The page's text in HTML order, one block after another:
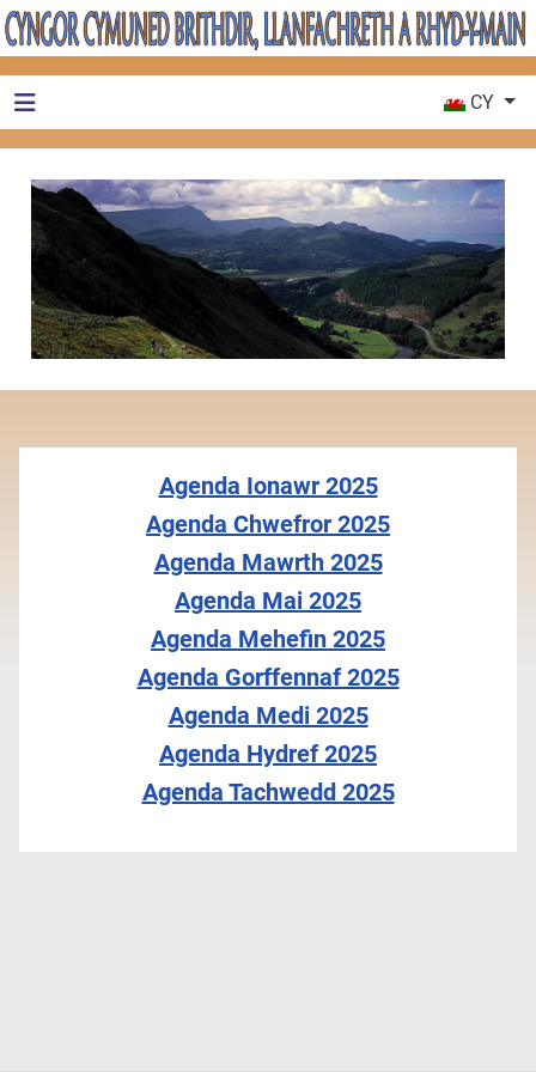
CY
Agenda Ionawr 2025
Agenda Chwefror 2025
Agenda Mawrth 2025
Agenda Mai 2025
Agenda Mehefin 2025
Agenda Gorffennaf 2025
Agenda Medi 2025
Agenda Hydref 2025
Agenda Tachwedd 2025